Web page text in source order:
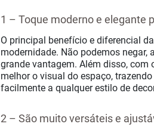
1 – Toque moderno e elegante
O principal benefício e diferencial da
modernidade. Não podemos
grande vantagem. Além disso, com
melhor o visual do espaço,
facilmente a qualquer estilo de
2 – São muito versáteis e